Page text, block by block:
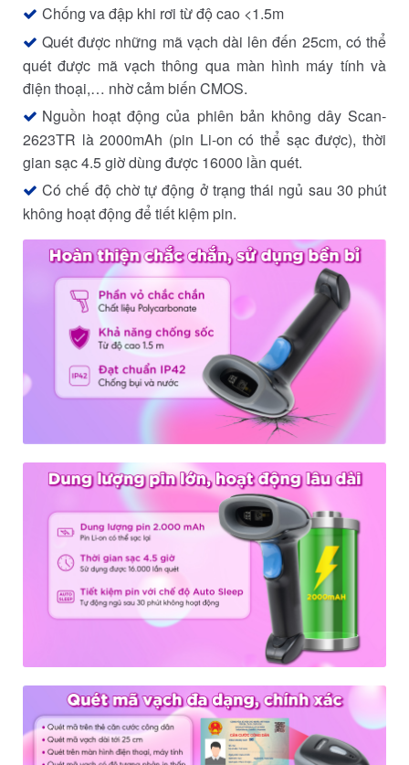
Chống va đập khi rơi từ độ cao <1.5m
Quét được những mã vạch dài lên đến 25cm, có thể
quét được mã vạch thông qua màn hình máy tính và
điện thoại,… nhờ cảm biến CMOS.
Nguồn hoạt động của phiên bản không dây Scan-
2623TR là 2000mAh (pin Li-on có thể sạc được), thời
gian sạc 4.5 giờ dùng được 16000 lần quét.
Có chế độ chờ tự động ở trạng thái ngủ sau 30 phút
không hoạt động để tiết kiệm pin.